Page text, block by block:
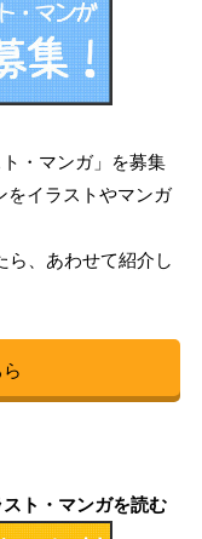
・マンガ」を募集
をイラストやマンガ
ら、あわせて紹介し
ト・マンガを読む